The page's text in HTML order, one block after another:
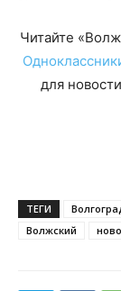
Читайте
для
ТЕГИ
Волжский